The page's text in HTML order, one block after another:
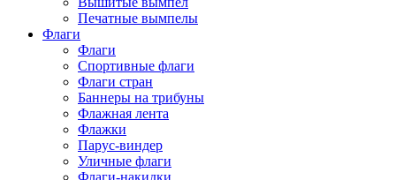
Печатные вымпелы
Флаги
Флаги
Спортивные флаги
Флаги стран
Баннеры на трибуны
Флажная лента
Флажки
Парус-виндер
Уличные флаги
Флаги-накидки